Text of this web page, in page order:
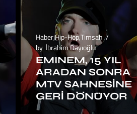
Haber,Hip-Hop,Timsah
by İbrahim Dayıoğlu
EMINEM, 15 YIL
ARADAN SONRA
MTV SAHNESİNE
GERİ DÖNÜYOR